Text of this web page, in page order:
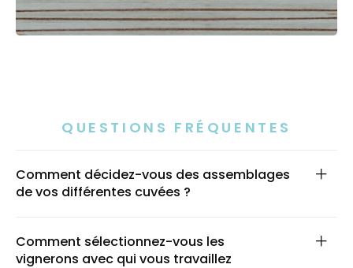
QUESTIONS FRÉQUENTES
Comment décidez-vous des assemblages
de vos différentes cuvées ?
Comment sélectionnez-vous les
vignerons avec qui vous travaillez